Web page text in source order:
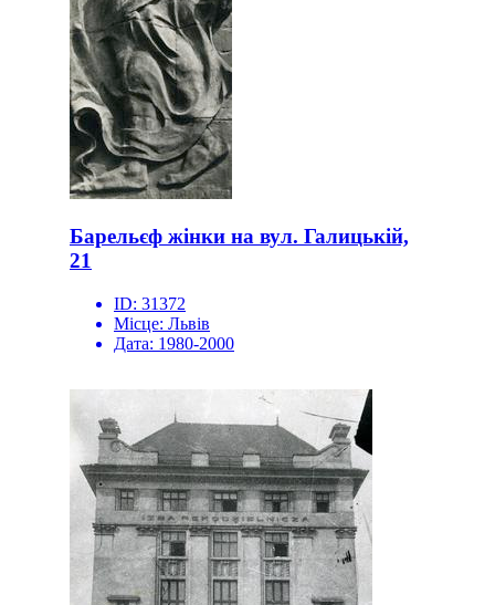
Барельєф жінки на вул. Галицькій,
21
ID: 31372
Місце: Львів
Дата: 1980-2000